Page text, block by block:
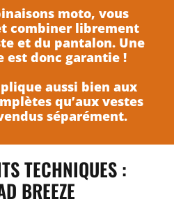
moto, vous
combiner librement
et du pantalon. Une
est donc garantie !
aussi bien aux
qu’aux vestes
séparément.
TECHNIQUES :
BREEZE